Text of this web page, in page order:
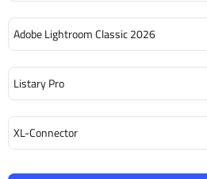
Adobe Lightroom Classic 2026
Listary Pro
XL-Connector